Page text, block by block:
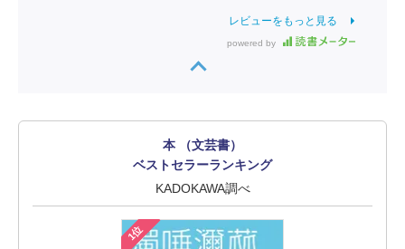
レビューをもっと見る
powered by
本 （文芸書）
ベストセラーランキング
KADOKAWA調べ
1位